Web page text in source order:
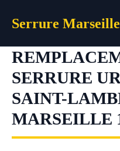
Serrure Marseille
SERRURE
SAINT-
MARSEILLE